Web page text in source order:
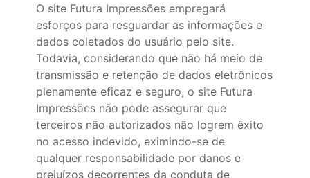
O site Futura Impressões empregará
esforços para resguardar as informações e
dados coletados do usuário pelo site.
Todavia, considerando que não há meio de
transmissão e retenção de dados eletrônicos
plenamente eficaz e seguro, o site Futura
Impressões não pode assegurar que
terceiros não autorizados não logrem êxito
no acesso indevido, eximindo-se de
qualquer responsabilidade por danos e
prejuízos decorrentes da conduta de